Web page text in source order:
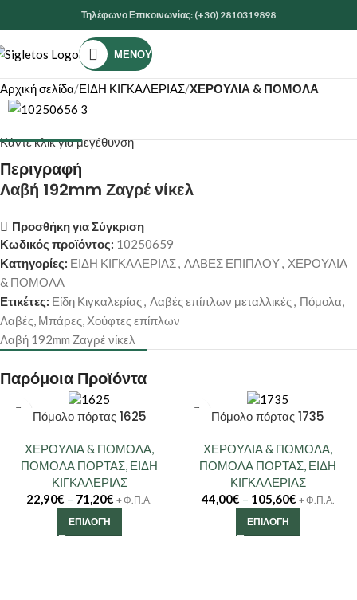
Τηλέφωνο Επικοινωνίας: (+30) 2810319898
ΜΕΝΟΎ
Αρχική σελίδα ΕΙΔΗ ΚΙΓΚΑΛΕΡΙΑΣ ΧΕΡΟΥΛΙΑ & ΠΟΜΟΛΑ
Κάντε κλικ για μεγέθυνση
Περιγραφή
Λαβή 192mm Ζαγρέ νίκελ
Προσθήκη για Σύγκριση
Κωδικός προϊόντος: 10250659
Κατηγορίες: ΕΙΔΗ ΚΙΓΚΑΛΕΡΙΑΣ, ΛΑΒΕΣ ΕΠΙΠΛΟΥ, ΧΕΡΟΥΛΙΑ
& ΠΟΜΟΛΑ
Ετικέτες: Είδη Κιγκαλερίας, Λαβές επίπλων μεταλλικές, Πόμολα,
Λαβές, Μπάρες, Χούφτες επίπλων
Λαβή 192mm Ζαγρέ νίκελ
Παρόμοια Προϊόντα
Πόμολο πόρτας 1625
ΧΕΡΟΥΛΙΑ & ΠΟΜΟΛΑ,
ΠΟΜΟΛΑ ΠΟΡΤΑΣ, ΕΙΔΗ
ΚΙΓΚΑΛΕΡΙΑΣ
22,90€ – 71,20€ + Φ.Π.Α.
ΕΠΙΛΟΓΉ
Πόμολο πόρτας 1735
ΧΕΡΟΥΛΙΑ & ΠΟΜΟΛΑ,
ΠΟΜΟΛΑ ΠΟΡΤΑΣ, ΕΙΔΗ
ΚΙΓΚΑΛΕΡΙΑΣ
44,00€ – 105,60€ + Φ.Π.Α.
ΕΠΙΛΟΓΉ